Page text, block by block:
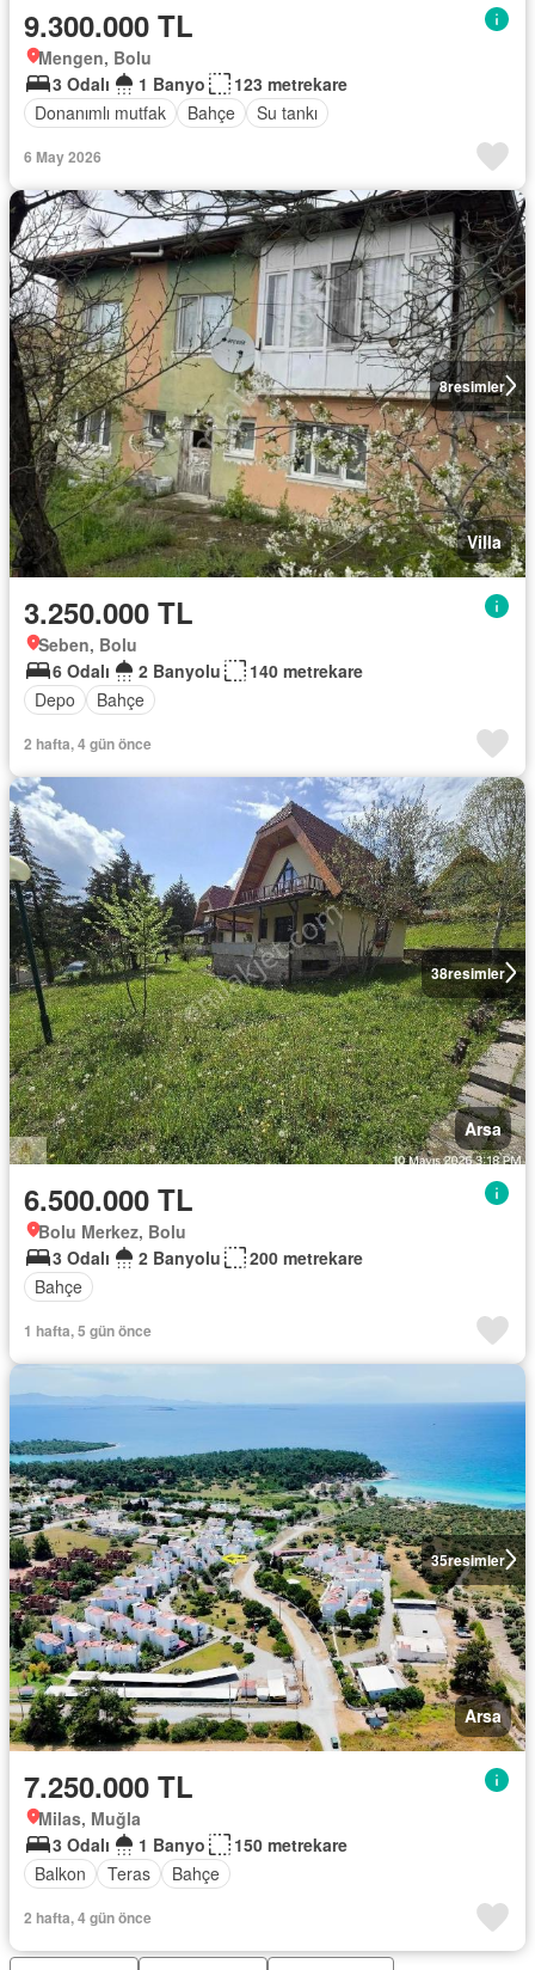
9.300.000 TL
Mengen, Bolu
3 Odalı
1 Banyo
123 metrekare
Donanımlı mutfak
Bahçe Su tankı
6 May 2026
8resimler
Villa
3.250.000 TL
Seben, Bolu
6 Odalı
2 Banyolu
140 metrekare
Depo
Bahçe
2 hafta, 4 gün önce
38resimler
Arsa
6.500.000 TL
Bolu Merkez, Bolu
3 Odalı
2 Banyolu
200 metrekare
Bahçe
1 hafta, 5 gün önce
35resimler
Arsa
7.250.000 TL
Milas, Muğla
3 Odalı
1 Banyo
150 metrekare
Balkon
Teras Bahçe
2 hafta, 4 gün önce